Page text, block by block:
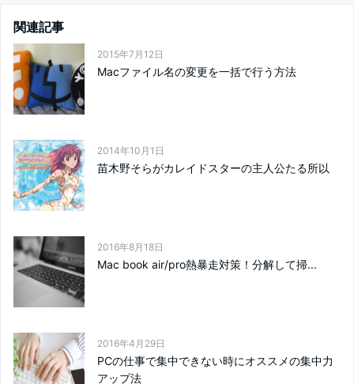
関連記事
2015年7月12日
Macファイル名の変更を一括で行う方法
2014年10月1日
苗木野そらがカレイドスターの主人公たる所以
2016年8月18日
Mac book air/pro熱暴走対策！分解して掃...
2016年4月29日
PCの仕事で集中できない時にオススメの集中力
アップ法